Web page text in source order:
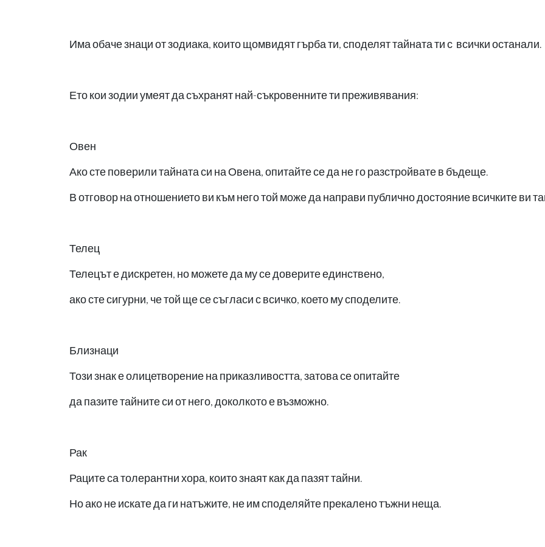
Има обаче знаци от зодиака, които щомвидят гърба ти, споделят тайната ти с всички останали.
Ето кои зодии умеят да съхранят най-съкровенните ти преживявания:
Овен
Ако сте поверили тайната си на Овена, опитайте се да не го разстройвате в бъдеще.
В отговор на отношението ви към него той може да направи публично достояние всичките ви
Телец
Телецът е дискретен, но можете да му се доверите единствено,
ако сте сигурни, че той ще се съгласи с всичко, което му споделите.
Близнаци
Този знак е олицетворение на приказливостта, затова се опитайте
да пазите тайните си от него, доколкото е възможно.
Рак
Раците са толерантни хора, които знаят как да пазят тайни.
Но ако не искате да ги натъжите, не им споделяйте прекалено тъжни неща.